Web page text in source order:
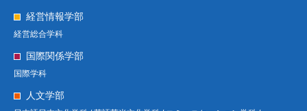
経営情報学部
経営総合学科
国際関係学部
国際学科
人文学部